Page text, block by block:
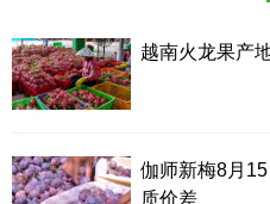
越南火龙果产
伽师新梅8月
质价差